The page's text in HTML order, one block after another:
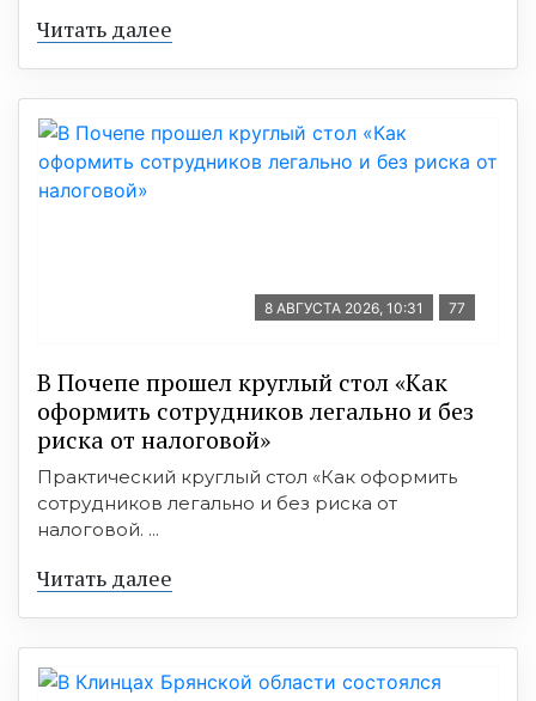
Читать далее
8 АВГУСТА 2026, 10:31 77
В Почепе прошел круглый стол «Как
оформить сотрудников легально и без
риска от налоговой»
Практический круглый стол «Как оформить
сотрудников легально и без риска от
налоговой. ...
Читать далее